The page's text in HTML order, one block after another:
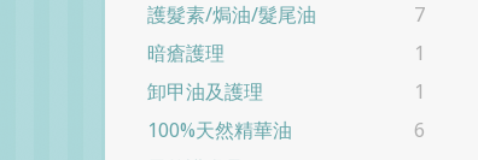
護髮素/焗油/髮尾油
7
暗瘡護理
1
卸甲油及護理
1
100%天然精華油
6